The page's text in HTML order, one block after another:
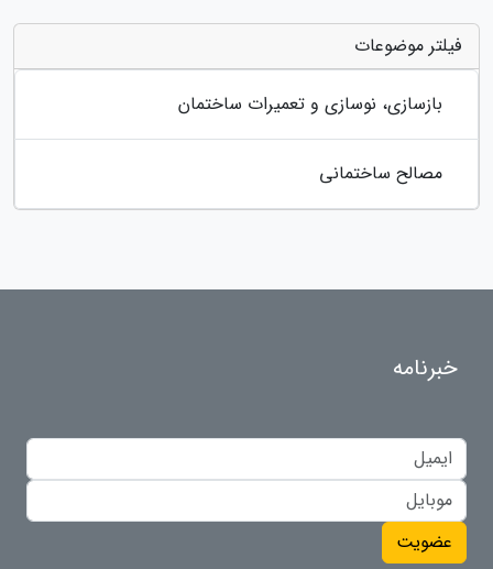
فیلتر موضوعات
بازسازی، نوسازی و تعمیرات ساختمان
مصالح ساختمانی
خبرنامه
عضویت